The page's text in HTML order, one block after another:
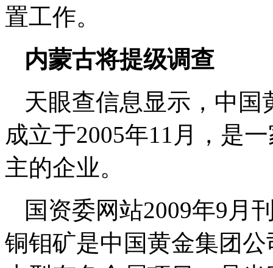
置工作。
内蒙古将提级调查
天眼查信息显示，中
成立于2005年11月，是
主的企业。
国资委网站2009年9月
铜钼矿是中国黄金集团